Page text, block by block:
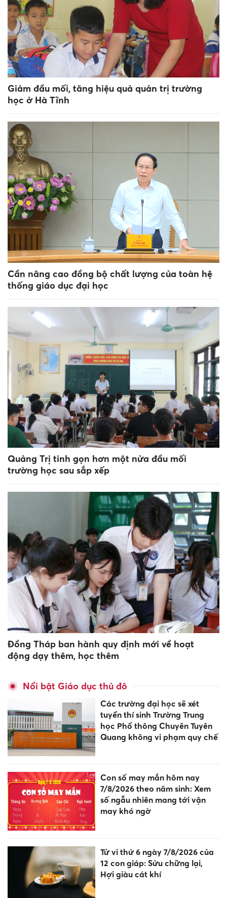
Giảm đầu mối, tăng hiệu quả quản trị trường
học ở Hà Tĩnh
Cần nâng cao đồng bộ chất lượng của toàn hệ
thống giáo dục đại học
Quảng Trị tinh gọn hơn một nửa đầu mối
trường học sau sắp xếp
Đồng Tháp ban hành quy định mới về hoạt
động dạy thêm, học thêm
Nổi bật Giáo dục thủ đô
Các trường đại học sẽ xét
tuyển thí sinh Trường Trung
học Phổ thông Chuyên Tuyên
Quang không vi phạm quy chế
Con số may mắn hôm nay
7/8/2026 theo năm sinh: Xem
số ngẫu nhiên mang tới vận
may khó ngờ
Tử vi thứ 6 ngày 7/8/2026 của
12 con giáp: Sửu chững lại,
Hợi giàu cát khí